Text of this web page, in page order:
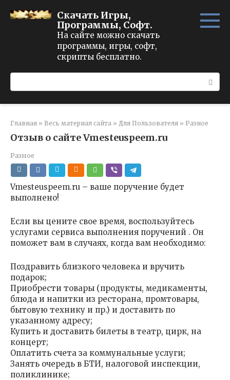
Скачать Игры,
Программы, Софт.
На сайте можно скачать
программы, игры, софт,
скрипты бесплатно.
Главная » Весь материал сайта » Для Пользователя » Разное
Отзыв о сайте Vmesteuspeem.ru
Разное
Vmesteuspeem.ru – ваше поручение будет
выполнено!
Если вы цените свое время, воспользуйтесь
услугами сервиса выполнения поручений . Он
поможет вам в случаях, когда вам необходимо:
Поздравить близкого человека и вручить
подарок;
Приобрести товары (продукты, медикаменты,
блюда и напитки из ресторана, промтовары,
бытовую технику и пр.) и доставить по
указанному адресу;
Купить и доставить билеты в театр, цирк, на
концерт;
Оплатить счета за коммунальные услуги;
Занять очередь в БТИ, налоговой инспекции,
поликлинике;